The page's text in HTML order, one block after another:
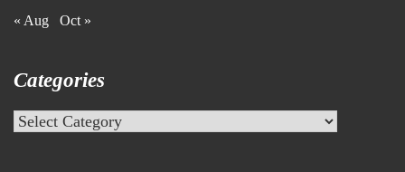
« Aug Oct »
Categories
Categories